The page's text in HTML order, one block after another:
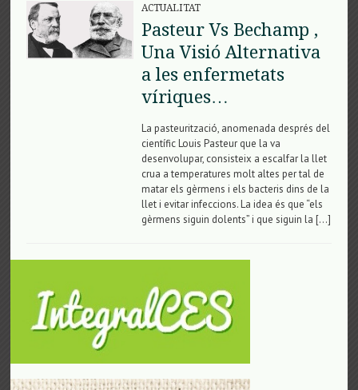
ACTUALITAT
Pasteur Vs Bechamp ,
Una Visió Alternativa
a les enfermetats
víriques…
La pasteurització, anomenada després del
científic Louis Pasteur que la va
desenvolupar, consisteix a escalfar la llet
crua a temperatures molt altes per tal de
matar els gèrmens i els bacteris dins de la
llet i evitar infeccions. La idea és que “els
gèrmens siguin dolents” i que siguin la […]